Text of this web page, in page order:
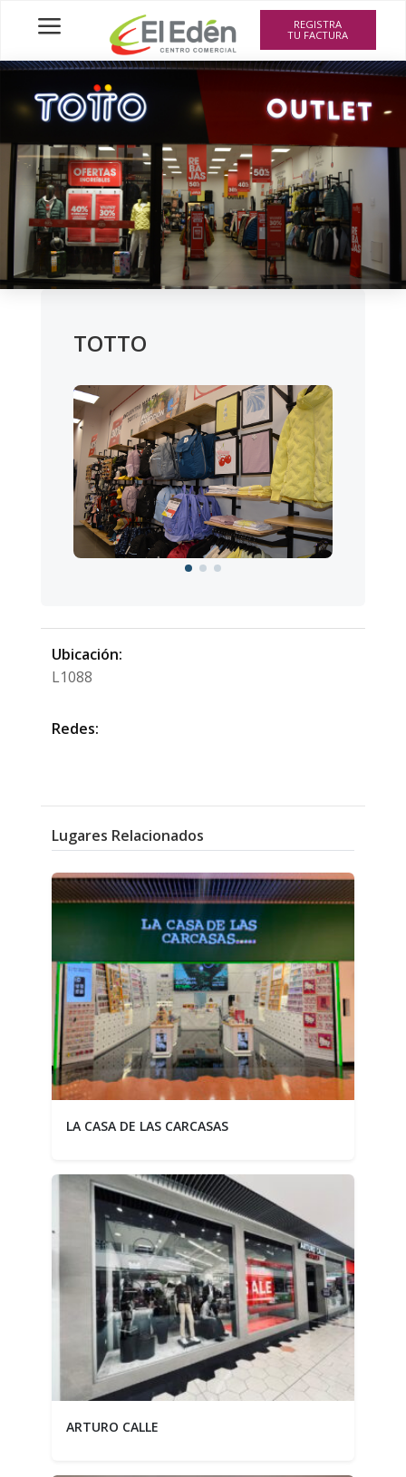
a
REGISTRA
TU FACTURA
TOTTO
Ubicación:
L1088
Redes:
Lugares Relacionados
LA CASA DE LAS CARCASAS
ARTURO CALLE